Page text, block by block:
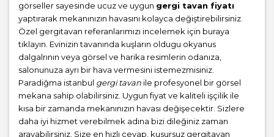
görseller sayesinde ucuz ve uygun gergi tavan fiyatı
yaptırarak mekanınızın havasını kolayca değiştirebilirsiniz.
Özel gergitavan referanlarımızı incelemek için buraya
tıklayın. Evinizin tavanında kuşların oldugu okyanus
dalgalrının veya görsel ve harika resimlerin odanıza,
salonunuza ayrı bir hava vermesini istemezmisiniz.
Paradiğma istanbul gergi tavan ile profesyonel bir görsel
mekana sahip olabilirsiniz. Uygun fiyat ve kaliteli işçilik ile
kısa bir zamanda mekanınızın havası değişecektir. Sizlere
daha iyi hizmet verebilmek adına bizi dileğiniz zaman
arayabilirsiniz. Size en hızlı cevap, kusursuz gergitavan